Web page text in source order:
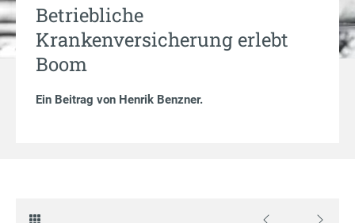
Betriebliche
Krankenversicherung erlebt
Boom
Ein Beitrag von Henrik Benzner.